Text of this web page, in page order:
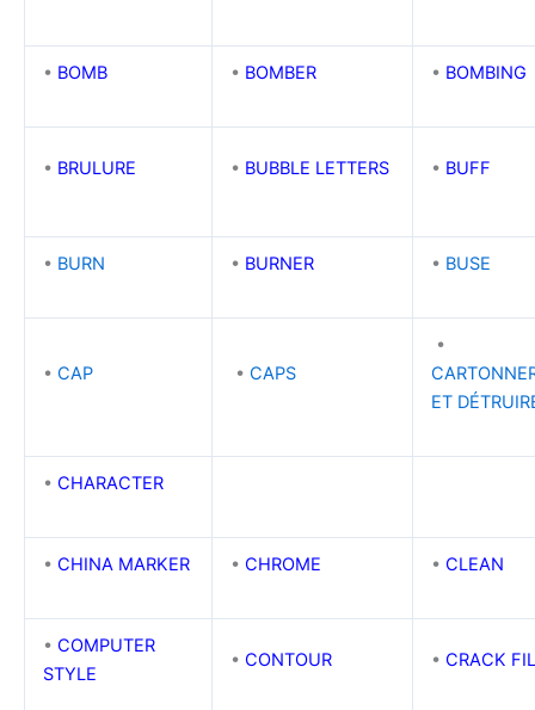
• BOMB • BOMBER • BOMBING
• BRULURE • BUBBLE LETTERS • BUFF
• BURN • BURNER • BUSE
• CAP • CAPS
•
ET
• CHARACTER
• CHINA MARKER • CHROME • CLEAN
• COMPUTER
STYLE
• CONTOUR • CRACK